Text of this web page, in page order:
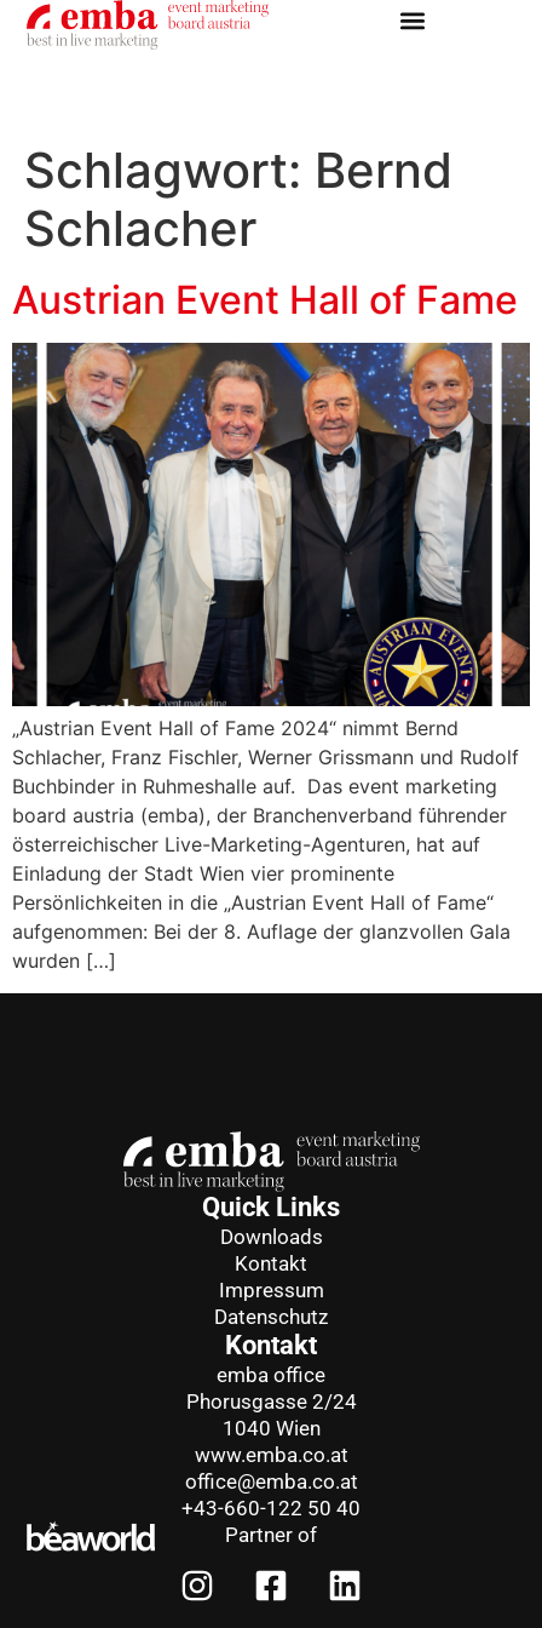
Schlagwort: Bernd
Schlacher
Austrian Event Hall of Fame
„Austrian Event Hall of Fame 2024“ nimmt Bernd
Schlacher, Franz Fischler, Werner Grissmann und Rudolf
Buchbinder in Ruhmeshalle auf. Das event marketing
board austria (emba), der Branchenverband führender
österreichischer Live-Marketing-Agenturen, hat auf
Einladung der Stadt Wien vier prominente
Persönlichkeiten in die „Austrian Event Hall of Fame“
aufgenommen: Bei der 8. Auflage der glanzvollen Gala
wurden […]
Quick Links
Downloads
Kontakt
Impressum
Datenschutz
Kontakt
emba office
Phorusgasse 2/24
1040 Wien
www.emba.co.at
office@emba.co.at
+43-660-122 50 40
Partner of